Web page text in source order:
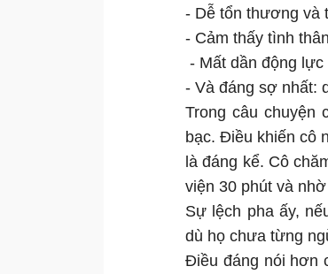
- Dễ tổn thương và
- Cảm thấy tình
- Mất dần động lực
- Và đáng sợ nhất:
Trong câu chuyện
bạc. Điều khiến cô
là đáng kể. Cô
viện 30 phút và
Sự lệch pha ấy,
dù họ chưa từng
Điều đáng nói hơn